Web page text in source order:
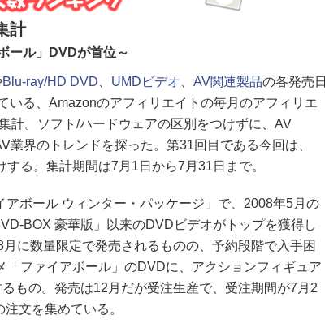
計
ール」DVDが首位～
Blu-ray/HD DVD UMDビデオ AV関連製品の各発売日
いる、Amazonのアフィリエイトの毎月のアフィリエ
計。ソフト/ハードウェアの区別をつけずに、AV
業界のトレンドを探った。第31回目である今回は、
る。集計期間は7月1日から7月31日まで。
ボール ウィンター・パッケージ」で、2008年5月の
BOX 豪華版」以来のDVDビデオがトップを獲得し
に数量限定で発売されるものの、予約段階で入手困
「ファイアボール」のDVDに、アクションフィギュア
るもの。発売は12月だが受注生産で、受注期間が7月2
文を集めている。